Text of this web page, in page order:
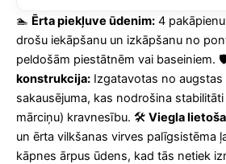
laivām
daudzums
🏊 Ērta piekļuve ūdenim: 4
drošu iekāpšanu un izkāpšanu no
peldošām piestātnēm vai baseiniem.
konstrukcija: Izgatavotas no augstas
sakausējuma, kas nodrošina
mārciņu) kravnesību. 🛠️ Viegla
un ērta vilkšanas virves palīgsistēma
kāpnes ārpus ūdens, kad tās netiek